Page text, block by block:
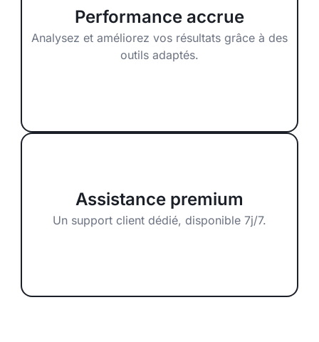
Performance accrue
Analysez et améliorez vos résultats grâce à des
outils adaptés.
Assistance premium
Un support client dédié, disponible 7j/7.